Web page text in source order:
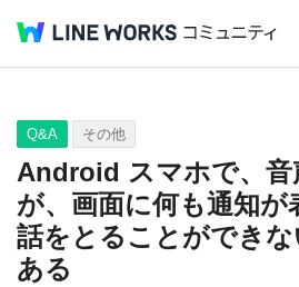
Q&A Tips Ideas
Q&A その他
Android スマホで、音
が、画面に何も通知が
話をとることができ
ある